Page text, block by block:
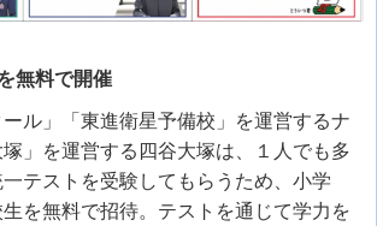
無料で開催
ール」「東進衛星予備校」を運営するナ
」を運営する四谷大塚は、１人でも多
テストを受験してもらうため、小学
を無料で招待。テストを通じて学力を